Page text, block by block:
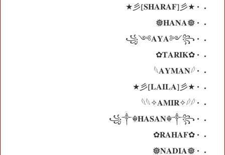
• ★彡[𝐒𝐇𝐀𝐑𝐀𝐅]彡★
• 𖣔𝐇𝐀𝐍𝐀𖣔
• ꧁༺𝐀𝐘𝐀༻꧂
• ✿𝐓𝐀𝐑𝐈𝐊✿
• 𓆩𝐀𝐘𝐌𝐀𝐍𓆪
• ★彡[𝐋𝐀𝐈𝐋𝐀]彡★
• 𓆩𓆩✧𝐀𝐌𝐈𝐑✧𓆪𓆪
• ꧁༒☬𝐇𝐀𝐒𝐀𝐍☬༒꧂
• ✿𝐑𝐀𝐇𝐀𝐅✿
• 𖣔𝐍𝐀𝐃𝐈𝐀𖣔